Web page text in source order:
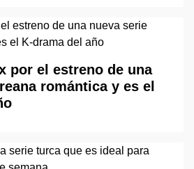
por el estreno de una
romántica y es el